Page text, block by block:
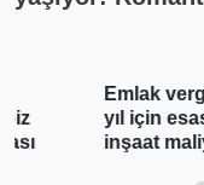
Emlak vergisinde
yıl için esas alınacak
inşaat maliyet